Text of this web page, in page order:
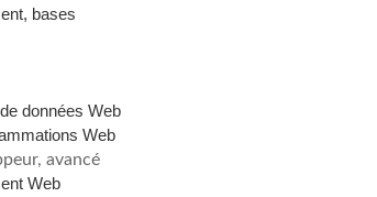
bases
données Web
Web
avancé
Web